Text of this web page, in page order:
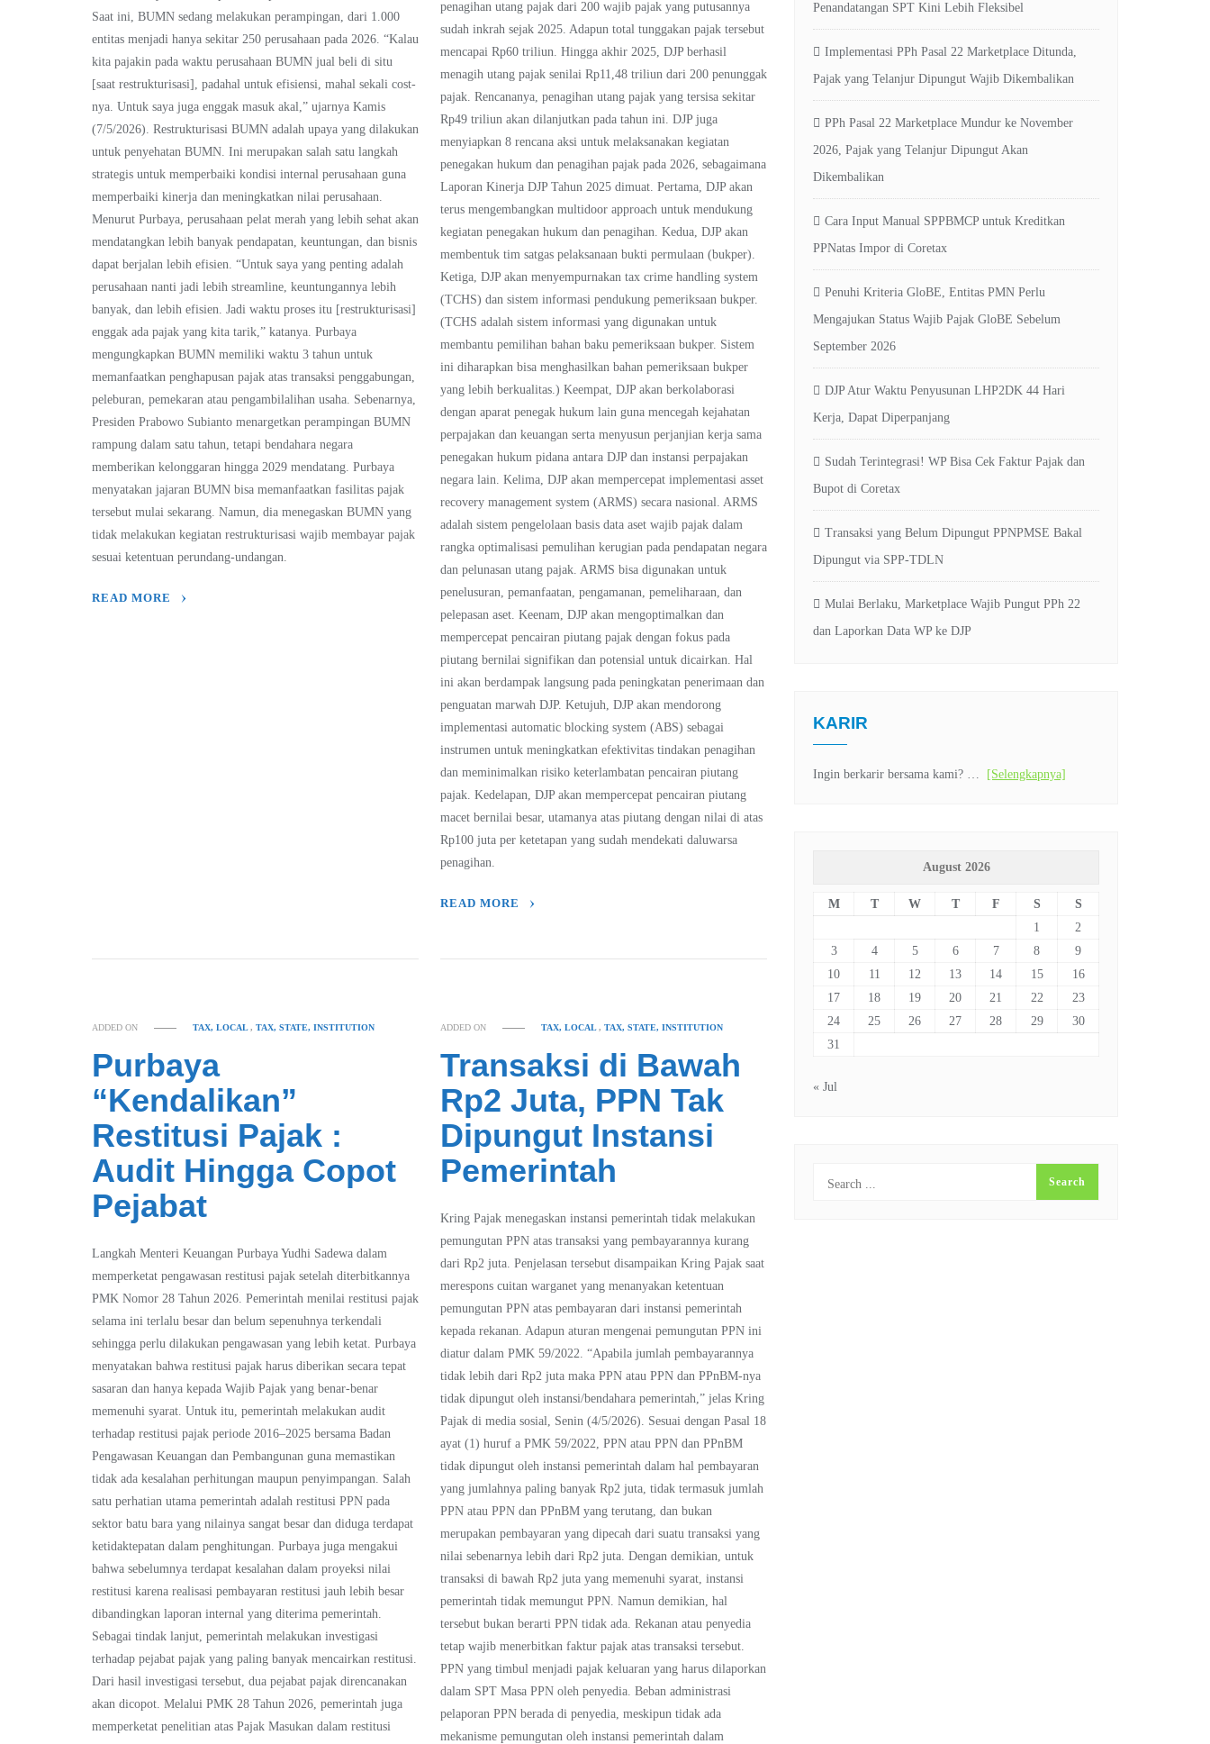
Saat ini, BUMN sedang melakukan perampingan, dari 1.000
entitas menjadi hanya sekitar 250 perusahaan pada 2026. “Kalau
kita pajakin pada waktu perusahaan BUMN jual beli di situ
[saat restrukturisasi], padahal untuk efisiensi, mahal sekali cost-
nya. Untuk saya juga enggak masuk akal,” ujarnya Kamis
(7/5/2026). Restrukturisasi BUMN adalah upaya yang dilakukan
untuk penyehatan BUMN. Ini merupakan salah satu langkah
strategis untuk memperbaiki kondisi internal perusahaan guna
memperbaiki kinerja dan meningkatkan nilai perusahaan.
Menurut Purbaya, perusahaan pelat merah yang lebih sehat akan
mendatangkan lebih banyak pendapatan, keuntungan, dan bisnis
dapat berjalan lebih efisien. “Untuk saya yang penting adalah
perusahaan nanti jadi lebih streamline, keuntungannya lebih
banyak, dan lebih efisien. Jadi waktu proses itu [restrukturisasi]
enggak ada pajak yang kita tarik,” katanya. Purbaya
mengungkapkan BUMN memiliki waktu 3 tahun untuk
memanfaatkan penghapusan pajak atas transaksi penggabungan,
peleburan, pemekaran atau pengambilalihan usaha. Sebenarnya,
Presiden Prabowo Subianto menargetkan perampingan BUMN
rampung dalam satu tahun, tetapi bendahara negara
memberikan kelonggaran hingga 2029 mendatang. Purbaya
menyatakan jajaran BUMN bisa memanfaatkan fasilitas pajak
tersebut mulai sekarang. Namun, dia menegaskan BUMN yang
tidak melakukan kegiatan restrukturisasi wajib membayar pajak
sesuai ketentuan perundang-undangan.
READ MORE
penagihan utang pajak dari 200 wajib pajak yang putusannya
sudah inkrah sejak 2025. Adapun total tunggakan pajak tersebut
mencapai Rp60 triliun. Hingga akhir 2025, DJP berhasil
menagih utang pajak senilai Rp11,48 triliun dari 200 penunggak
pajak. Rencananya, penagihan utang pajak yang tersisa sekitar
Rp49 triliun akan dilanjutkan pada tahun ini. DJP juga
menyiapkan 8 rencana aksi untuk melaksanakan kegiatan
penegakan hukum dan penagihan pajak pada 2026, sebagaimana
Laporan Kinerja DJP Tahun 2025 dimuat. Pertama, DJP akan
terus mengembangkan multidoor approach untuk mendukung
kegiatan penegakan hukum dan penagihan. Kedua, DJP akan
membentuk tim satgas pelaksanaan bukti permulaan (bukper).
Ketiga, DJP akan menyempurnakan tax crime handling system
(TCHS) dan sistem informasi pendukung pemeriksaan bukper.
(TCHS adalah sistem informasi yang digunakan untuk
membantu pemilihan bahan baku pemeriksaan bukper. Sistem
ini diharapkan bisa menghasilkan bahan pemeriksaan bukper
yang lebih berkualitas.) Keempat, DJP akan berkolaborasi
dengan aparat penegak hukum lain guna mencegah kejahatan
perpajakan dan keuangan serta menyusun perjanjian kerja sama
penegakan hukum pidana antara DJP dan instansi perpajakan
negara lain. Kelima, DJP akan mempercepat implementasi asset
recovery management system (ARMS) secara nasional. ARMS
adalah sistem pengelolaan basis data aset wajib pajak dalam
rangka optimalisasi pemulihan kerugian pada pendapatan negara
dan pelunasan utang pajak. ARMS bisa digunakan untuk
penelusuran, pemanfaatan, pengamanan, pemeliharaan, dan
pelepasan aset. Keenam, DJP akan mengoptimalkan dan
mempercepat pencairan piutang pajak dengan fokus pada
piutang bernilai signifikan dan potensial untuk dicairkan. Hal
ini akan berdampak langsung pada peningkatan penerimaan dan
penguatan marwah DJP. Ketujuh, DJP akan mendorong
implementasi automatic blocking system (ABS) sebagai
instrumen untuk meningkatkan efektivitas tindakan penagihan
dan meminimalkan risiko keterlambatan pencairan piutang
pajak. Kedelapan, DJP akan mempercepat pencairan piutang
macet bernilai besar, utamanya atas piutang dengan nilai di atas
Rp100 juta per ketetapan yang sudah mendekati daluwarsa
penagihan.
READ MORE
ADDED ON TAX, LOCAL,TAX, STATE, INSTITUTION
Purbaya
“Kendalikan”
Restitusi Pajak :
Audit Hingga Copot
Pejabat
Langkah Menteri Keuangan Purbaya Yudhi Sadewa dalam
memperketat pengawasan restitusi pajak setelah diterbitkannya
PMK Nomor 28 Tahun 2026. Pemerintah menilai restitusi pajak
selama ini terlalu besar dan belum sepenuhnya terkendali
sehingga perlu dilakukan pengawasan yang lebih ketat. Purbaya
menyatakan bahwa restitusi pajak harus diberikan secara tepat
sasaran dan hanya kepada Wajib Pajak yang benar-benar
memenuhi syarat. Untuk itu, pemerintah melakukan audit
terhadap restitusi pajak periode 2016–2025 bersama Badan
Pengawasan Keuangan dan Pembangunan guna memastikan
tidak ada kesalahan perhitungan maupun penyimpangan. Salah
satu perhatian utama pemerintah adalah restitusi PPN pada
sektor batu bara yang nilainya sangat besar dan diduga terdapat
ketidaktepatan dalam penghitungan. Purbaya juga mengakui
bahwa sebelumnya terdapat kesalahan dalam proyeksi nilai
restitusi karena realisasi pembayaran restitusi jauh lebih besar
dibandingkan laporan internal yang diterima pemerintah.
Sebagai tindak lanjut, pemerintah melakukan investigasi
terhadap pejabat pajak yang paling banyak mencairkan restitusi.
Dari hasil investigasi tersebut, dua pejabat pajak direncanakan
akan dicopot. Melalui PMK 28 Tahun 2026, pemerintah juga
memperketat penelitian atas Pajak Masukan dalam restitusi
ADDED ON TAX, LOCAL, TAX, STATE, INSTITUTION
Transaksi di Bawah
Rp2 Juta, PPN Tak
Dipungut Instansi
Pemerintah
Kring Pajak menegaskan instansi pemerintah tidak melakukan
pemungutan PPN atas transaksi yang pembayarannya kurang
dari Rp2 juta. Penjelasan tersebut disampaikan Kring Pajak saat
merespons cuitan warganet yang menanyakan ketentuan
pemungutan PPN atas pembayaran dari instansi pemerintah
kepada rekanan. Adapun aturan mengenai pemungutan PPN ini
diatur dalam PMK 59/2022. “Apabila jumlah pembayarannya
tidak lebih dari Rp2 juta maka PPN atau PPN dan PPnBM-nya
tidak dipungut oleh instansi/bendahara pemerintah,” jelas Kring
Pajak di media sosial, Senin (4/5/2026). Sesuai dengan Pasal 18
ayat (1) huruf a PMK 59/2022, PPN atau PPN dan PPnBM
tidak dipungut oleh instansi pemerintah dalam hal pembayaran
yang jumlahnya paling banyak Rp2 juta, tidak termasuk jumlah
PPN atau PPN dan PPnBM yang terutang, dan bukan
merupakan pembayaran yang dipecah dari suatu transaksi yang
nilai sebenarnya lebih dari Rp2 juta. Dengan demikian, untuk
transaksi di bawah Rp2 juta yang memenuhi syarat, instansi
pemerintah tidak memungut PPN. Namun demikian, hal
tersebut bukan berarti PPN tidak ada. Rekanan atau penyedia
tetap wajib menerbitkan faktur pajak atas transaksi tersebut.
PPN yang timbul menjadi pajak keluaran yang harus dilaporkan
dalam SPT Masa PPN oleh penyedia. Beban administrasi
pelaporan PPN berada di penyedia, meskipun tidak ada
mekanisme pemungutan oleh instansi pemerintah dalam
Penandatangan SPT Kini Lebih Fleksibel
Implementasi PPh Pasal 22 Marketplace Ditunda,
Pajak yang Telanjur Dipungut Wajib Dikembalikan
PPh Pasal 22 Marketplace Mundur ke November
2026, Pajak yang Telanjur Dipungut Akan
Dikembalikan
Cara Input Manual SPPBMCP untuk Kreditkan
PPNatas Impor di Coretax
Penuhi Kriteria GloBE, Entitas PMN Perlu
Mengajukan Status Wajib Pajak GloBE Sebelum
September 2026
DJP Atur Waktu Penyusunan LHP2DK 44 Hari
Kerja, Dapat Diperpanjang
Sudah Terintegrasi! WP Bisa Cek Faktur Pajak dan
Bupot di Coretax
Transaksi yang Belum Dipungut PPNPMSE Bakal
Dipungut via SPP-TDLN
Mulai Berlaku, Marketplace Wajib Pungut PPh 22
dan Laporkan Data WP ke DJP
KARIR
Ingin berkarir bersama kami? … [Selengkapnya]
August 2026
M T W T F S
S
1
2
3
4 5 6 7 8
9
10
11 12 13 14 15
16
17
18 19 20 21 22
23
24
25 26 27 28 29
30
31
« Jul